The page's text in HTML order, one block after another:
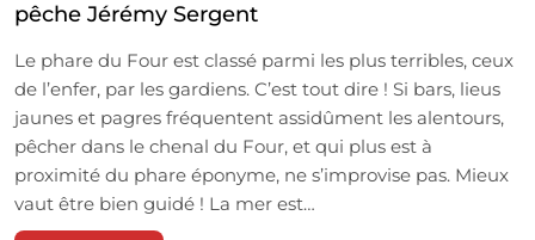
pêche Jérémy Sergent
Le phare du Four est classé parmi les plus terribles, ceux
de l’enfer, par les gardiens. C’est tout dire ! Si bars, lieus
jaunes et pagres fréquentent assidûment les alentours,
pêcher dans le chenal du Four, et qui plus est à
proximité du phare éponyme, ne s’improvise pas. Mieux
vaut être bien guidé ! La mer est…